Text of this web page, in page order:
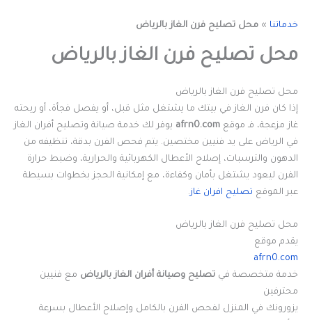
خدماتنا » محل تصليح فرن الغاز بالرياض
محل تصليح فرن الغاز بالرياض
محل تصليح فرن الغاز بالرياض
إذا كان فرن الغاز في بيتك ما يشتغل مثل قبل، أو يفصل فجأة، أو ريحته
غاز مزعجة، فـ موقع afrn0.com يوفر لك خدمة صيانة وتصليح أفران الغاز
في الرياض على يد فنيين مختصين. يتم فحص الفرن بدقة، تنظيفه من
الدهون والترسبات، إصلاح الأعطال الكهربائية والحرارية، وضبط حرارة
الفرن ليعود يشتغل بأمان وكفاءة، مع إمكانية الحجز بخطوات بسيطة
عبر الموقع تصليح افران غاز .
محل تصليح فرن الغاز بالرياض
يقدم موقع
afrn0.com
خدمة متخصصة في تصليح وصيانة أفران الغاز بالرياض مع فنيين
محترفين
يزورونك في المنزل لفحص الفرن بالكامل وإصلاح الأعطال بسرعة